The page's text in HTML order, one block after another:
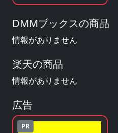
DMMブックスの商品
情報がありません
楽天の商品
情報がありません
広告
PR